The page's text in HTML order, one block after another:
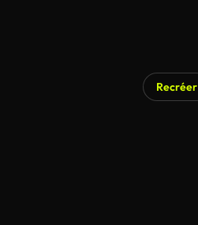
Recréer